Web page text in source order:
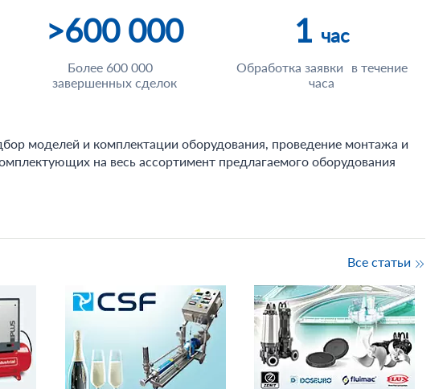
>600 000
Более 600 000
завершенных сделок
1 час
Обработка заявки в течение
часа
моделей и комплектации оборудования, проведение монтажа и
на весь ассортимент предлагаемого оборудования
Все статьи